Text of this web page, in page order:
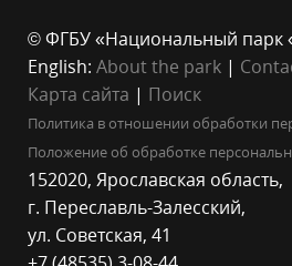
© ФГБУ «Национальный парк
English: About the park |
Карта сайта | Поиск
Политика в отношении обработки
Положение об обработке
152020, Ярославская область,
г. Переславль-Залесский,
ул. Советская, 41